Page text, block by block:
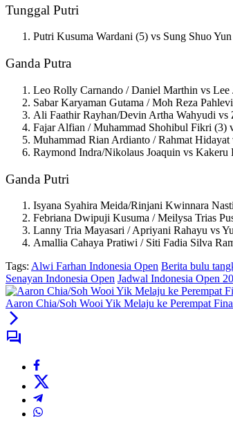
Tunggal Putri
Putri Kusuma Wardani (5) vs Sung Shuo
Ganda Putra
Leo Rolly Carnando / Daniel Marthin vs Lee
Sabar Karyaman Gutama / Moh Reza
Ali Faathir Rayhan/Devin Artha Wahyudi
Fajar Alfian / Muhammad Shohibul Fikri (3)
Muhammad Rian Ardianto / Rahmat
Raymond Indra/Nikolaus Joaquin vs
Ganda Putri
Isyana Syahira Meida/Rinjani Kwinnara
Febriana Dwipuji Kusuma / Meilysa Trias
Lanny Tria Mayasari / Apriyani Rahayu vs
Amallia Cahaya Pratiwi / Siti Fadia Silva
Tags: Alwi Farhan Indonesia Open Berita bulu
Senayan Indonesia Open Jadwal Indonesia Open
Aaron Chia/Soh Wooi Yik Melaju ke Perempat